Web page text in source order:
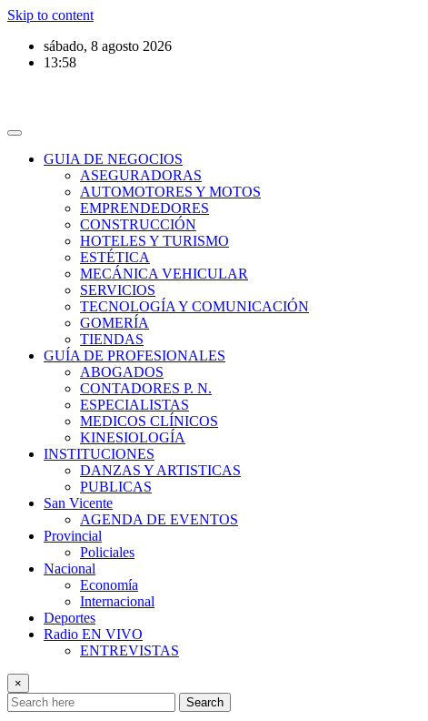
Skip to content
sábado, 8 agosto 2026
13:58
GUIA DE NEGOCIOS
ASEGURADORAS
AUTOMOTORES Y MOTOS
EMPRENDEDORES
CONSTRUCCIÓN
HOTELES Y TURISMO
ESTÉTICA
MECÁNICA VEHICULAR
SERVICIOS
TECNOLOGÍA Y COMUNICACIÓN
GOMERÍA
TIENDAS
GUÍA DE PROFESIONALES
ABOGADOS
CONTADORES P. N.
ESPECIALISTAS
MEDICOS CLÍNICOS
KINESIOLOGÍA
INSTITUCIONES
DANZAS Y ARTISTICAS
PUBLICAS
San Vicente
AGENDA DE EVENTOS
Provincial
Policiales
Nacional
Economía
Internacional
Deportes
Radio EN VIVO
ENTREVISTAS
×
Search